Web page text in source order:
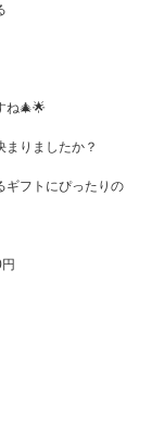
ね🎄🌟
まりましたか？
ギフトにぴったりの